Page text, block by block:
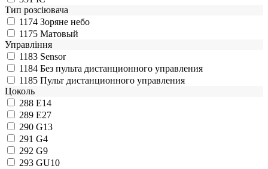
Тип розсіювача
1174 Зоряне небо
1175 Матовый
Управління
1183 Sensor
1184 Без пульта дистанционного управления
1185 Пульт дистанционного управления
Цоколь
288 E14
289 E27
290 G13
291 G4
292 G9
293 GU10